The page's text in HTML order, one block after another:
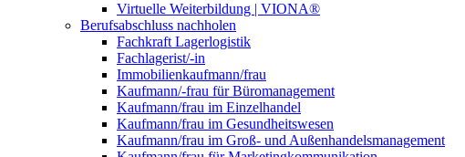
Virtuelle Weiterbildung | VIONA®
Berufsabschluss nachholen
Fachkraft Lagerlogistik
Fachlagerist/-in
Immobilienkaufmann/frau
Kaufmann/-frau für Büromanagement
Kaufmann/frau im Einzelhandel
Kaufmann/frau im Gesundheitswesen
Kaufmann/frau im Groß- und Außenhandelsmanagement